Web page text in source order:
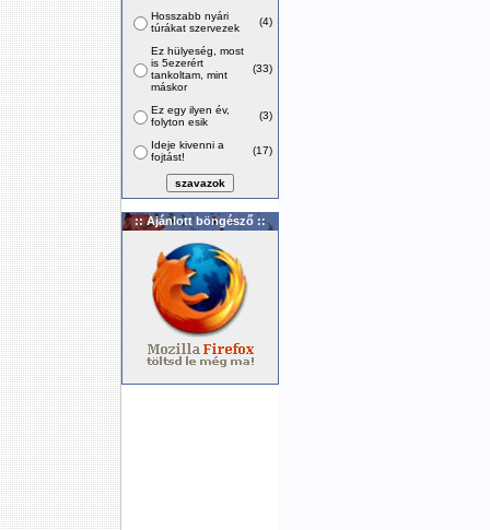
Hosszabb nyári
túrákat szervezek
(4)
Ez hülyeség, most
is 5ezerért
tankoltam, mint
máskor
(33)
Ez egy ilyen év,
folyton esik
(3)
Ideje kivenni a
fojtást!
(17)
:: Ajánlott böngésző ::